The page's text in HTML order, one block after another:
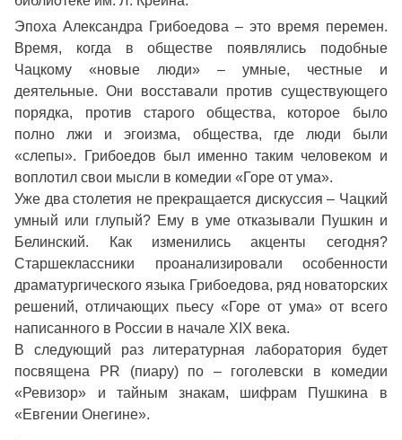
Эпоха Александра Грибоедова – это время перемен.
Время, когда в обществе появлялись подобные
Чацкому «новые люди» – умные, честные и
деятельные. Они восставали против существующего
порядка, против старого общества, которое было
полно лжи и эгоизма, общества, где люди были
«слепы». Грибоедов был именно таким человеком и
воплотил свои мысли в комедии «Горе от ума».
Уже два столетия не прекращается дискуссия – Чацкий
умный или глупый? Ему в уме отказывали Пушкин и
Белинский. Как изменились акценты сегодня?
Старшеклассники проанализировали особенности
драматургического языка Грибоедова, ряд новаторских
решений, отличающих пьесу «Горе от ума» от всего
написанного в России в начале XIX века.
В следующий раз литературная лаборатория будет
посвящена PR (пиару) по – гоголевски в комедии
«Ревизор» и тайным знакам, шифрам Пушкина в
«Евгении Онегине».